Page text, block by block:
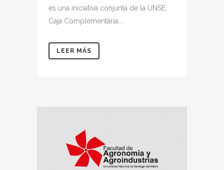
es una iniciativa conjunta de la UNSE,
Caja Complementaria...
LEER MÁS